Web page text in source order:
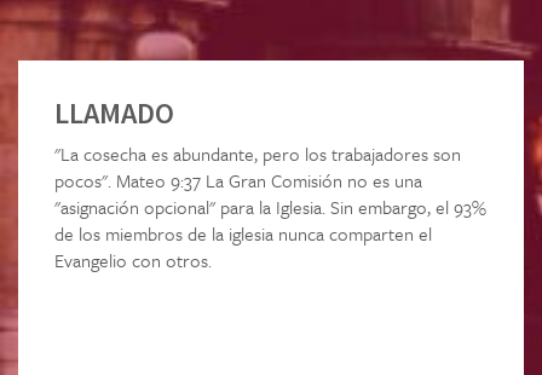
LLAMADO
"La cosecha es abundante, pero los trabajadores son
pocos". Mateo 9:37 La Gran Comisión no es una
"asignación opcional" para la Iglesia. Sin embargo, el 93%
de los miembros de la iglesia nunca comparten el
Evangelio con otros.